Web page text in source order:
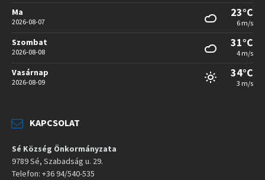
Ma
2026-08-07
23°C
6 m/s
Szombat
2026-08-08
31°C
4 m/s
Vasárnap
2026-08-09
34°C
3 m/s
KAPCSOLAT
Sé Község Önkormányzata
9789 Sé, Szabadság u. 29.
Telefon: +36 94/540-535